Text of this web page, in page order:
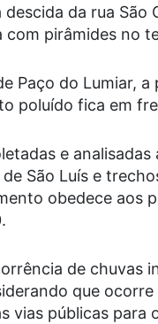
da rua São
com pirâmides no
Paço do Lumiar,
poluído fica em
e
São Luís e
obedece aos
de chuvas
que
vias públicas